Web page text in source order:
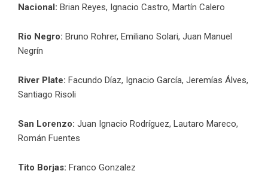
Nacional: Brian Reyes, Ignacio Castro, Martín Calero
Rio Negro: Bruno Rohrer, Emiliano Solari, Juan Manuel
Negrín
River Plate: Facundo Díaz, Ignacio García, Jeremías Álves,
Santiago Risoli
San Lorenzo: Juan Ignacio Rodríguez, Lautaro Mareco,
Román Fuentes
Tito Borjas: Franco Gonzalez